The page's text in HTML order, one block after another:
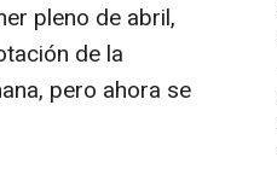
pleno de abril,
de la
pero ahora se